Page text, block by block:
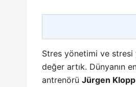
Stres yönetimi ve stresi
değer artık. Dünyanın
antrenörü Jürgen Klopp